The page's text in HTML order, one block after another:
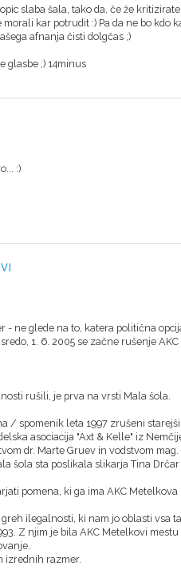
slaba šala, tako da, če že
kar potrudit :) Pa da ne bo kdo
afnanja čisti dolgčas ;)
glasbe ;) 14minus
:)
- ne glede na to, katera politična
1. 6. 2005 se začne rušenje AKC
rušili, je prva na vrsti Mala šola.
/ spomenik leta 1997 zrušeni
asociacija "Axt & Kelle" iz
dr. Marte Gruev in vodstvom mag.
šola sta poslikala slikarja Tina Drčar
pomena, ki ga ima AKC
ilegalnosti, ki nam jo oblasti vsa
Z njim je bila AKC Metelkovi
izrednih razmer.